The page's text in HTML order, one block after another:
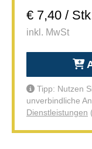
€ 7,40 /
inkl. MwSt
Tipp: Nutzen
unverbindliche
Dienstleistungen